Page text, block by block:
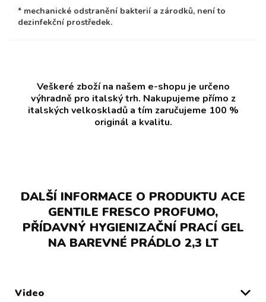
* mechanické odstranění bakterií a zárodků, není to
dezinfekční prostředek.
Veškeré zboží na našem e-shopu je určeno
výhradně pro italský trh. Nakupujeme přímo z
italských velkoskladů a tím zaručujeme 100 %
originál a kvalitu.
DALŠÍ INFORMACE O PRODUKTU ACE
GENTILE FRESCO PROFUMO,
PŘÍDAVNÝ HYGIENIZAČNÍ PRACÍ GEL
NA BAREVNÉ PRÁDLO 2,3 LT
Video